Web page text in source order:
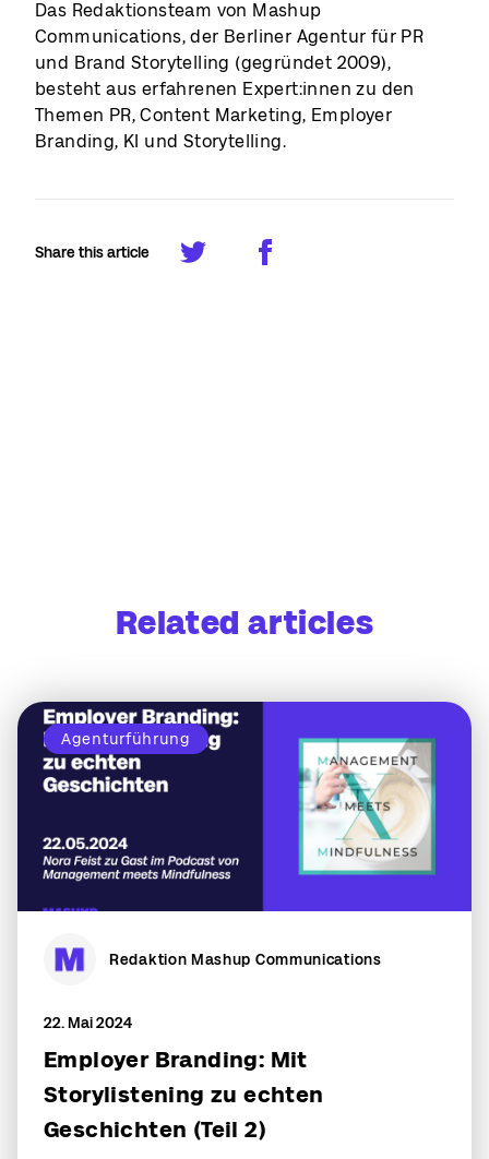
Das Redaktionsteam von Mashup
Communications, der Berliner Agentur für PR
und Brand Storytelling (gegründet 2009),
besteht aus erfahrenen Expert:innen zu den
Themen PR, Content Marketing, Employer
Branding, KI und Storytelling.
Share this article
Related articles
Agenturführung
Redaktion Mashup Communications
22. Mai 2024
Employer Branding: Mit
Storylistening zu echten
Geschichten (Teil 2)